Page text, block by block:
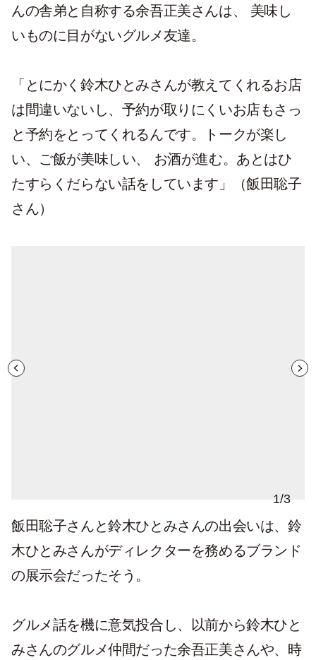
んの舎弟と自称する余吾正美さんは、 美味し
いものに目がないグルメ友達。
「とにかく鈴木ひとみさんが教えてくれるお店
は間違いないし、予約が取りにくいお店もさっ
と予約をとってくれるんです。トークが楽し
い、ご飯が美味しい、 お酒が進む。あとはひ
たすらくだらない話をしています」（飯田聡子
さん）
1/3
飯田聡子さんと鈴木ひとみさんの出会いは、鈴
木ひとみさんがディレクターを務めるブランド
の展示会だったそう。
グルメ話を機に意気投合し、以前から鈴木ひと
みさんのグルメ仲間だった余吾正美さんや、時